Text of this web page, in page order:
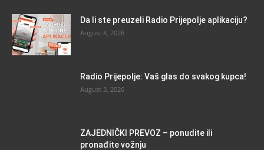
Da li ste preuzeli Radio Prijepolje aplikaciju?
August 4, 2026
Radio Prijepolje: Vaš glas do svakog kupca!
August 3, 2026
ZAJEDNIČKI PREVOZ – ponudite ili
pronađite vožnju